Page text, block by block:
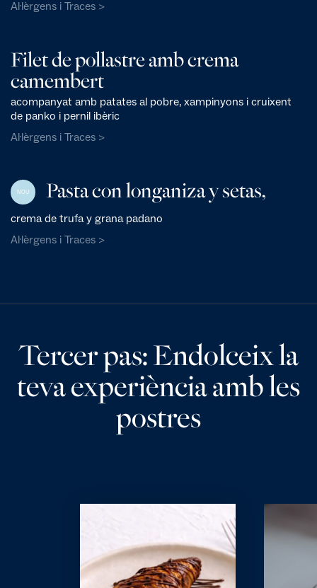
Al·lèrgens i Traces >
Filet de pollastre amb crema
camembert
acompanyat amb patates al pobre, xampinyons i cruixent
de panko i pernil ibèric
Al·lèrgens i Traces >
NOU Pasta con longaniza y setas,
crema de trufa y grana padano
Al·lèrgens i Traces >
Tercer pas: Endolceix la
teva experiència amb les
postres